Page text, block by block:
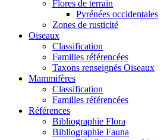
Flores de terrain
Pyrénées occidentales
Zones de rusticité
Oiseaux
Classification
Familles référencées
Taxons renseignés Oiseaux
Mammifères
Classification
Familles référencées
Références
Bibliographie Flora
Bibliographie Fauna